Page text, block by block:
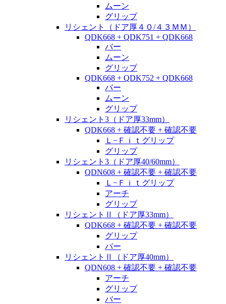
ムーン
グリップ
リシェント（ドア厚４０/４３ＭＭ）
QDK668 + QDK751 + QDK668
バー
ムーン
グリップ
QDK668 + QDK752 + QDK668
バー
ムーン
グリップ
リシェント3（ドア厚33mm）
QDK668 + 確認不要 + 確認不要
Ｌ−Ｆｉｔグリップ
グリップ
リシェント3（ドア厚40/60mm）
QDN608 + 確認不要 + 確認不要
Ｌ−Ｆｉｔグリップ
アーチ
グリップ
リシェントⅡ（ドア厚33mm）
QDK668 + 確認不要 + 確認不要
グリップ
バー
リシェントⅡ（ドア厚40mm）
QDN608 + 確認不要 + 確認不要
アーチ
グリップ
バー